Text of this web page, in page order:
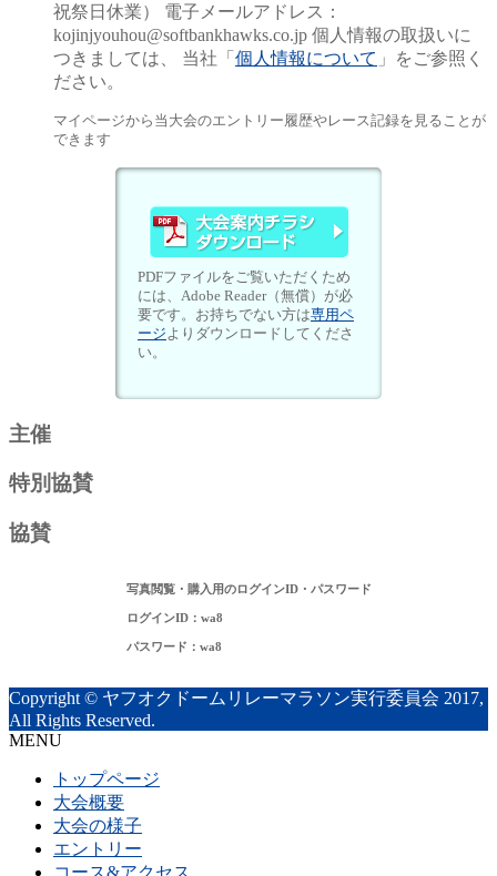
祝祭日休業）
電子メールアドレス：
kojinjyouhou@softbankhawks.co.jp 個人情報の取扱いに
つきましては、
当社「 個人情報について 」をご参照く
ださい。
マイページから当大会のエントリー履歴やレース記録を見ることが
できます
PDFファイルをご覧いただくため
には、Adobe Reader（無償）が必
要です。お持ちでない方は専用ペ
ージよりダウンロードしてくださ
い。
主催
特別協賛
協賛
写真閲覧・購入用のログインID・パスワード
ログインID：wa8
パスワード：wa8
Copyright © ヤフオクドームリレーマラソン実行委員会 2017,
All Rights Reserved.
MENU
トップページ
大会概要
大会の様子
エントリー